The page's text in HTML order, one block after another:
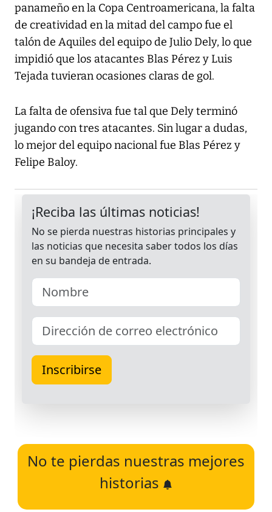
panameño en la Copa Centroamericana, la falta
de creatividad en la mitad del campo fue el
talón de Aquiles del equipo de Julio Dely, lo que
impidió que los atacantes Blas Pérez y Luis
Tejada tuvieran ocasiones claras de gol.
La falta de ofensiva fue tal que Dely terminó
jugando con tres atacantes. Sin lugar a dudas,
lo mejor del equipo nacional fue Blas Pérez y
Felipe Baloy.
No te pierdas nuestras mejores
historias